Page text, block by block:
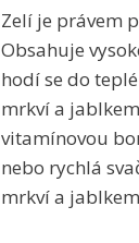
Zelí je právem
Obsahuje
hodí se do
mrkví a
vitamínovou
nebo rychlá
mrkví a